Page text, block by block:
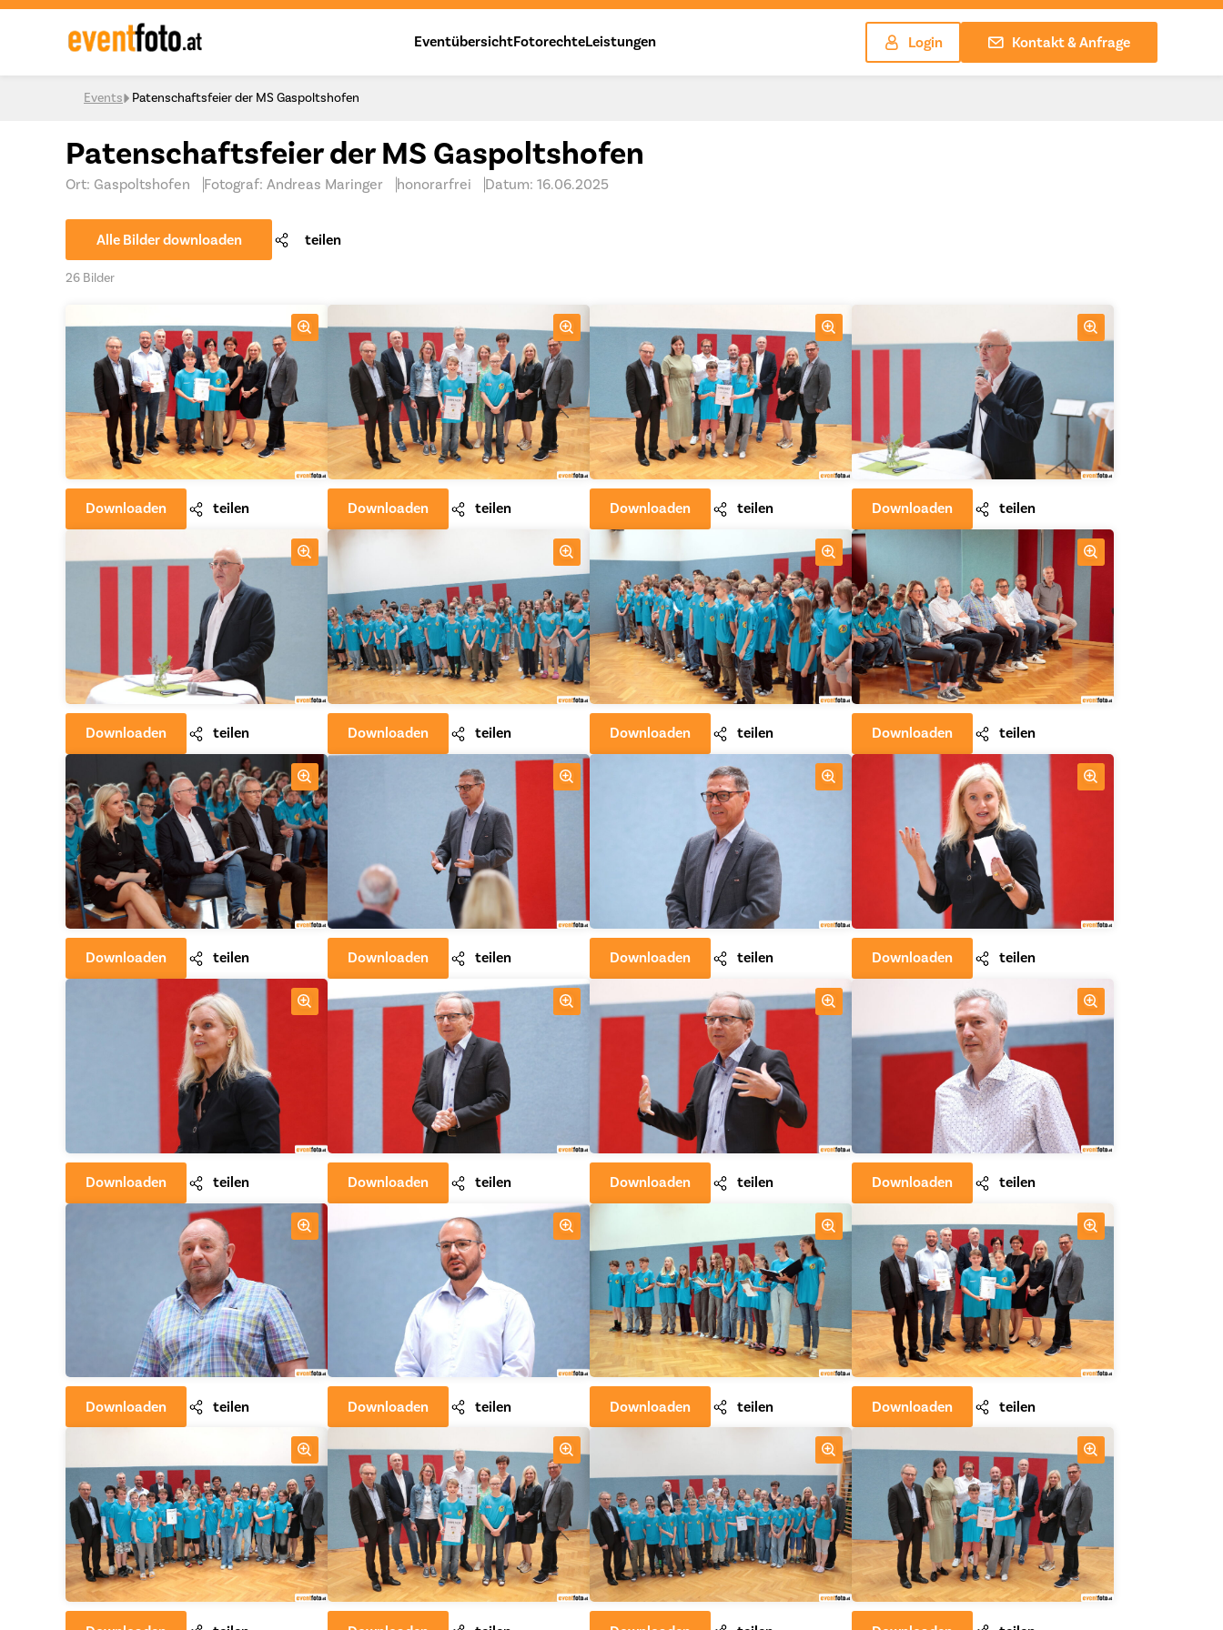
Skip to content
EventübersichtFotorechteLeistungen Login Kontakt & Anfrage
Events Patenschaftsfeier der MS Gaspoltshofen
Patenschaftsfeier der MS Gaspoltshofen
Ort: Gaspoltshofen Fotograf: Andreas Maringer honorarfrei Datum: 16.06.2025
Alle Bilder downloaden teilen
26 Bilder
Downloaden teilen Downloaden teilen Downloaden teilen Downloaden teilen
Downloaden teilen Downloaden teilen Downloaden teilen Downloaden teilen
Downloaden teilen Downloaden teilen Downloaden teilen Downloaden teilen
Downloaden teilen Downloaden teilen Downloaden teilen Downloaden teilen
Downloaden teilen Downloaden teilen Downloaden teilen Downloaden teilen